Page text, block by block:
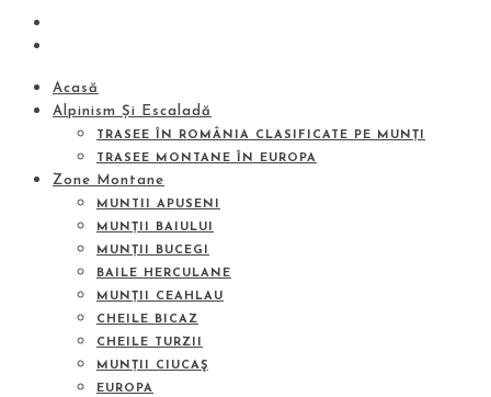
Acasă
Alpinism Și Escaladă
TRASEE ÎN ROMÂNIA CLASIFICATE PE MUNȚI
TRASEE MONTANE ÎN EUROPA
Zone Montane
MUNTII APUSENI
MUNȚII BAIULUI
MUNȚII BUCEGI
BAILE HERCULANE
MUNȚII CEAHLAU
CHEILE BICAZ
CHEILE TURZII
MUNȚII CIUCAŞ
EUROPA